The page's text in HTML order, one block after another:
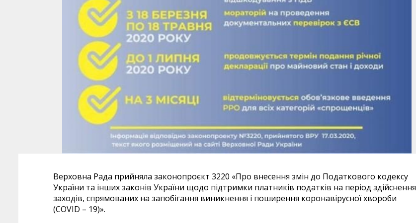
Верховна Рада прийняла законопроєкт 3220 «Про внесення змін до Податкового кодексу
України та інших законів України щодо підтримки платників податків на період здійснення
заходів, спрямованих на запобігання виникнення і поширення коронавірусної хвороби
(COVID – 19)».